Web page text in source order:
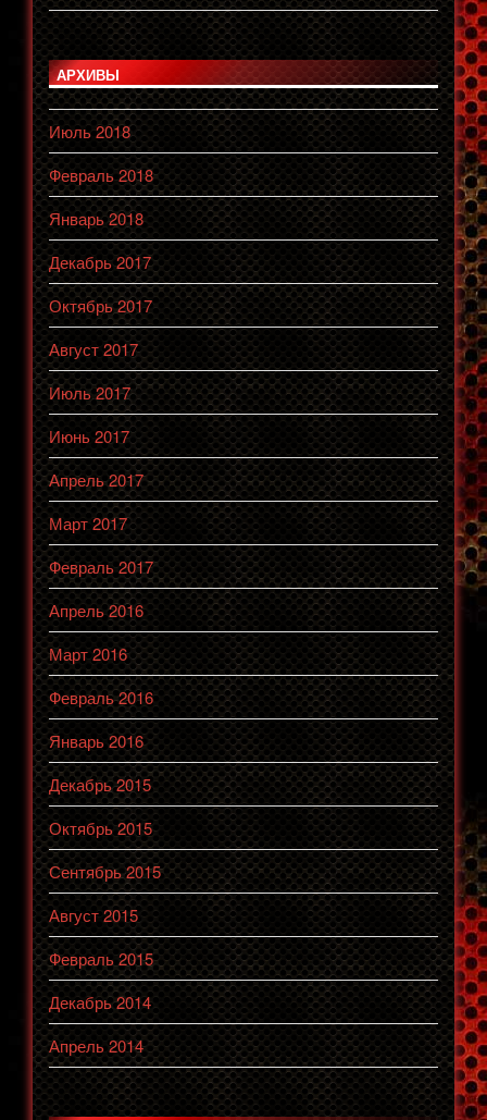
АРХИВЫ
Июль 2018
Февраль 2018
Январь 2018
Декабрь 2017
Октябрь 2017
Август 2017
Июль 2017
Июнь 2017
Апрель 2017
Март 2017
Февраль 2017
Апрель 2016
Март 2016
Февраль 2016
Январь 2016
Декабрь 2015
Октябрь 2015
Сентябрь 2015
Август 2015
Февраль 2015
Декабрь 2014
Апрель 2014